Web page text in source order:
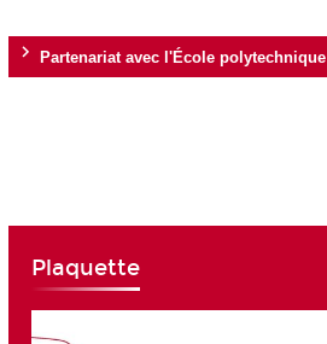
Partenariat avec l'École polytechnique
Plaquette